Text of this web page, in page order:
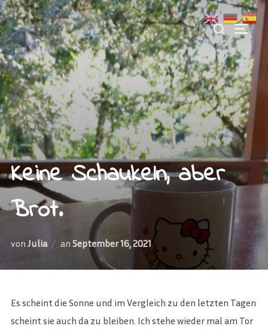
Zu
Inhalten
springen
Suchen
nach:
Keine Schaukeln, aber
Brot.
von Julia an Veröffentlicht
September 16, 2021
Es scheint die Sonne und im Vergleich zu den letzten Tagen
scheint sie auch da zu bleiben. Ich stehe wieder mal am Tor